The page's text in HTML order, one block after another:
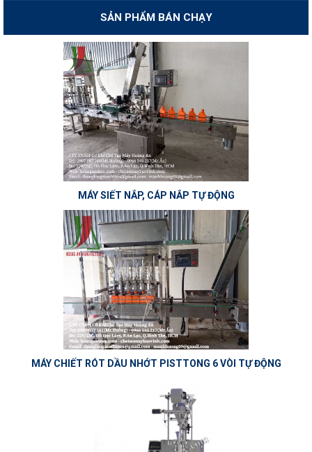
SẢN PHẨM BÁN CHẠY
MÁY SIẾT NẮP, CÁP NẮP TỰ ĐỘNG
MÁY CHIẾT RÓT DẦU NHỚT PISTTONG 6 VÒI TỰ ĐỘNG